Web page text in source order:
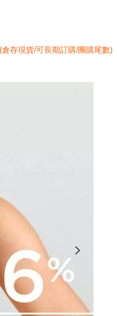
倉存現貨/可長期訂購/團購尾數)